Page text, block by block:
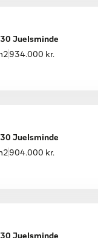
Juelsminde
934.000 kr.
Juelsminde
904.000 kr.